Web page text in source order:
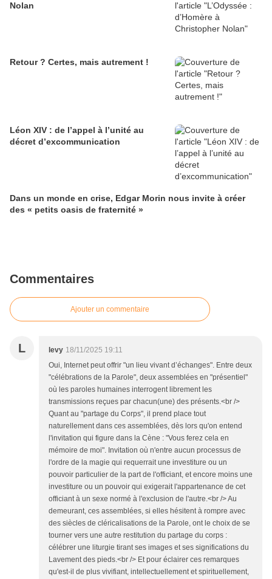
Nolan
Retour ? Certes, mais autrement !
Léon XIV : de l’appel à l’unité au
décret d’excommunication
Dans un monde en crise, Edgar Morin nous invite à créer
des « petits oasis de fraternité »
Commentaires
Ajouter un commentaire
L levy 18/11/2025 19:11
Oui, Internet peut offrir "un lieu vivant d’échanges". Entre deux
"célébrations de la Parole", deux assemblées en "présentiel"
où les paroles humaines interrogent librement les
transmissions reçues par chacun(une) des présents.<br />
Quant au "partage du Corps", il prend place tout
naturellement dans ces assemblées, dès lors qu'on entend
l'invitation qui figure dans la Cène : "Vous ferez cela en
mémoire de moi". Invitation où n'entre aucun processus de
l'ordre de la magie qui requerrait une investiture ou un
pouvoir particulier de la part de l'officiant, et encore moins une
investiture ou un pouvoir qui exigerait l'appartenance de cet
officiant à un sexe normé à l'exclusion de l'autre.<br /> Au
demeurant, ces assemblées, si elles hésitent à rompre avec
des siècles de cléricalisations de la Parole, ont le choix de se
tourner vers une autre restitution du partage du corps :
célébrer une liturgie tirant ses images et ses significations du
Lavement des pieds.<br /> Et pour éclairer ces remarques
qu'est-il de plus vivifiant, intellectuellement et spirituellement,